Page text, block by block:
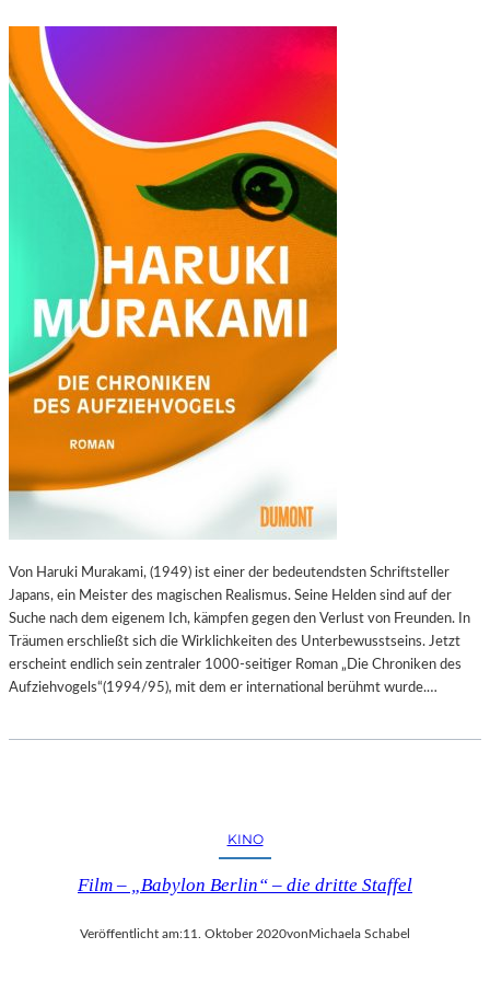
Von Haruki Murakami, (1949) ist einer der bedeutendsten Schriftsteller
Japans, ein Meister des magischen Realismus. Seine Helden sind auf der
Suche nach dem eigenem Ich, kämpfen gegen den Verlust von Freunden. In
Träumen erschließt sich die Wirklichkeiten des Unterbewusstseins. Jetzt
erscheint endlich sein zentraler 1000-seitiger Roman „Die Chroniken des
Aufziehvogels“(1994/95), mit dem er international berühmt wurde.…
KINO
Film – „Babylon Berlin“ – die dritte Staffel
Veröffentlicht am:11. Oktober 2020vonMichaela Schabel